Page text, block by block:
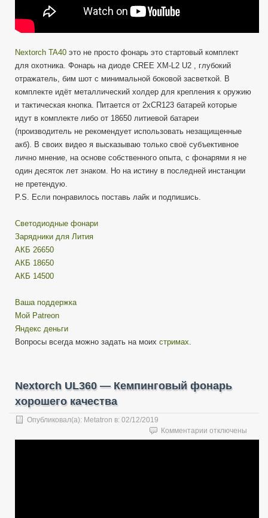
Nextorch TA40 это не просто фонарь это стартовый комплект
для охотника. Фонарь на диоде CREE XM-L2 U2 , глубокий
отражатель, бим шот с минимальной боковой засветкой. В
комплекте идёт металлический холдер для крепления к оружию
и тактическая кнопка. Питается от 2хCR123 батарей которые
идут в комплекте либо от 18650 литиевой батареи
(производитель не рекомендует использовать незащищенные
акб). В своих видео я высказываю только своё субъективное
лично мнение, на основе собственного опыта, с фонарями я не
один десяток лет знаком. Но на истину в последней инстанции
не претендую.
P.S. Если понравилось поставь лайк и подпишись.
Cветодиодные фонари
Зарядники для Лития
АКБ 26650
АКБ 18650
АКБ 14500
Ваша поддержка
Мой Patreon
Яндекс деньги
Вопросы всегда можно задать на моих стримах
Nextorch UL360 — Кемпинговый фонарь
хорошего качества
Опубликовал(а): Metatron в: 02/12/2019
Комментарии к
записи
отключены